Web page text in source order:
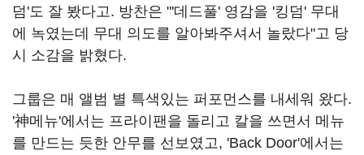
덤'도 잘 봤다고. 방찬은 "'데드풀' 영감을 '킹덤' 무대
에 녹였는데 무대 의도를 알아봐주셔서 놀랐다"고 당
시 소감을 밝혔다.
그룹은 매 앨범 별 특색있는 퍼포먼스를 내세워 왔다.
'神메뉴'에서는 프라이팬을 돌리고 칼을 쓰면서 메뉴
를 만드는 듯한 안무를 선보였고, 'Back Door'에서는